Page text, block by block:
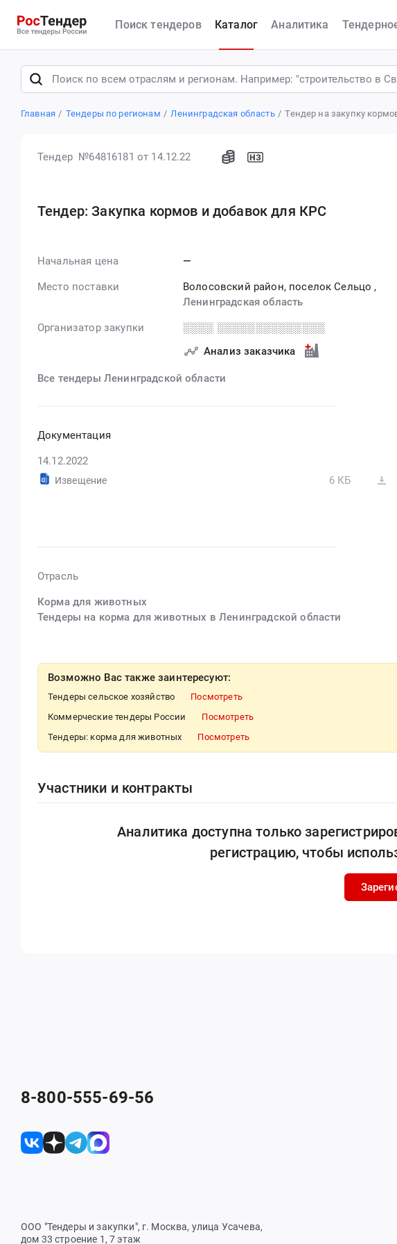
Поиск тендеров Каталог Аналитика
Главная Тендеры по регионам Ленинградская область Тендер на закупку
Тендер №64816181 от 14.12.22
Тендер: Закупка кормов и добавок для КРС
Начальная цена —
Место поставки Волосовский район, поселок Сельцо ,
Ленинградская область
Организатор закупки
░░░░ ░░░░░░░░░░░░░░
Анализ заказчика
Все тендеры Ленинградской области
Документация
14.12.2022
Извещение 6 КБ
Отрасль
Корма для животных
Тендеры на корма для животных в Ленинградской области
Возможно Вас также заинтересуют:
Тендеры сельское хозяйство
Посмотреть
Коммерческие тендеры России
Посмотреть
Тендеры: корма для животных
Посмотреть
Участники и контракты
Аналитика доступна только
регистрацию, чтобы
8-800-555-69-56
ООО "Тендеры и закупки", г. Москва, улица Усачева,
дом 33 строение 1, 7 этаж